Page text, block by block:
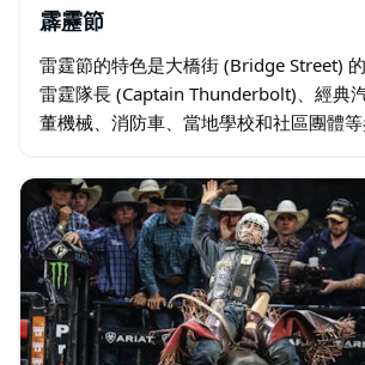
霹靂節
雷霆節的特色是大橋街 (Bridge Street)
雷霆隊長 (Captain Thunderbolt)、經典
董機械、消防車、當地學校和社區團體
梯…